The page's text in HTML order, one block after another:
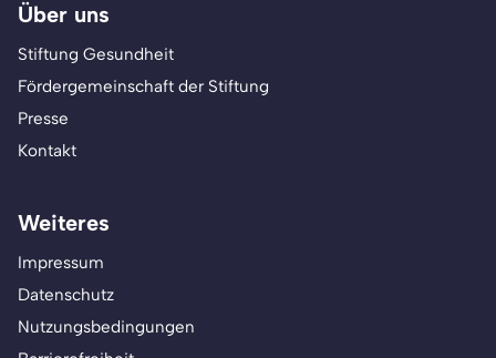
Über uns
Stiftung Gesundheit
Fördergemeinschaft der Stiftung
Presse
Kontakt
Weiteres
Impressum
Datenschutz
Nutzungsbedingungen